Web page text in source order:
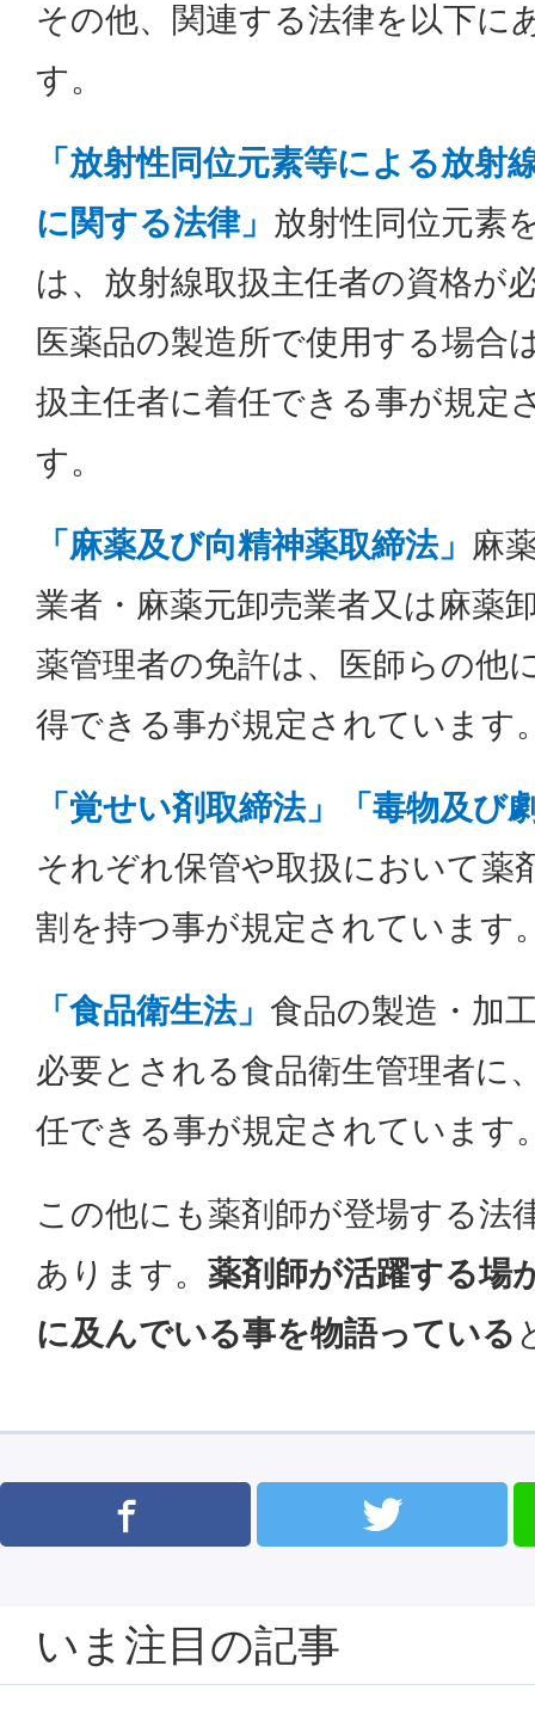
その他、関連する法律を以下に
す。
「放射性同位元素等による放射
に関する法律」 放射性同位元素
は、放射線取扱主任者の資格が
医薬品の製造所で使用する場合
扱主任者に着任できる事が規定
す。
「麻薬及び向精神薬取締法」 麻
業者・麻薬元卸売業者又は麻薬
薬管理者の免許は、医師らの他
得できる事が規定されています
「覚せい剤取締法」「毒物及び
それぞれ保管や取扱において薬
割を持つ事が規定されています
「食品衛生法」 食品の製造・加
必要とされる食品衛生管理者に
任できる事が規定されています
この他にも薬剤師が登場する法
あります。 薬剤師が活躍する場
に及んでいる事を物語っている
いま注目の記事